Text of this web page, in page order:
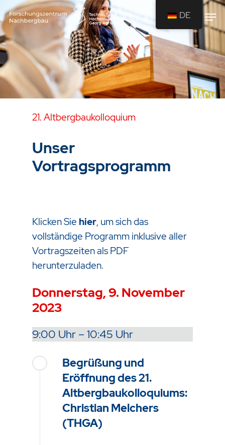
Drücken Sie Enter um die Suche zu
starten oder ESC um die Suche zu
schließen.
21. Altbergbaukolloquium
Unser
Vortragsprogramm
Klicken Sie hier, um sich das
vollständige Programm inklusive aller
Vortragszeiten als PDF
herunterzuladen.
Donnerstag, 9. November
2023
9:00 Uhr – 10:45 Uhr
Begrüßung und
Eröffnung des 21.
Altbergbaukolloquiums:
Christian Melchers
(THGA)
DE